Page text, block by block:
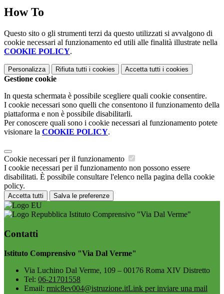
How To
Questo sito o gli strumenti terzi da questo utilizzati si avvalgono di
cookie necessari al funzionamento ed utili alle finalità illustrate nella
COOKIE POLICY.
Personalizza Rifiuta tutti i cookies Accetta tutti i cookies
Gestione cookie
In questa schermata è possibile scegliere quali cookie consentire.
I cookie necessari sono quelli che consentono il funzionamento della
piattaforma e non è possibile disabilitarli.
Per conoscere quali sono i cookie necessari al funzionamento potete
visionare la COOKIE POLICY.
Cookie necessari per il funzionamento
I cookie necessari per il funzionamento non possono essere
disabilitati. È possibile consultare l'elenco nella pagina della cookie
policy.
Accetta tutti Salva le preferenze
Istituto Comprensivo "Via Dal Verme"
Contatti
Istituto Comprensivo "Via Dal Verme"
Via Luchino Dal Verme, 109 – 00176 Roma XIV Distretto
Tel: 06-21701558
Email: rmic8ev004@istruzione.itLink per inviare una mail